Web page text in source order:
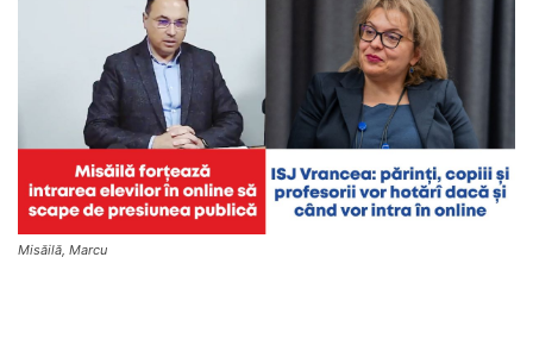
Misăilă, Marcu